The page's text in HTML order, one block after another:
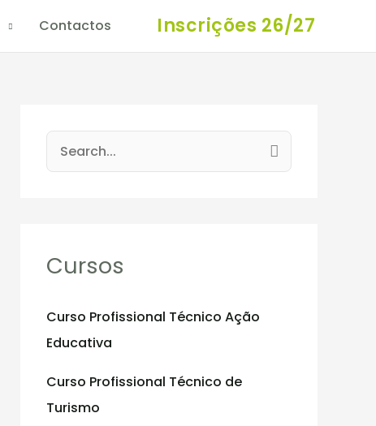
Contactos Inscrições 26/27
c
f
o
:
Cursos
Curso Profissional Técnico Ação
Educativa
Curso Profissional Técnico de
Turismo